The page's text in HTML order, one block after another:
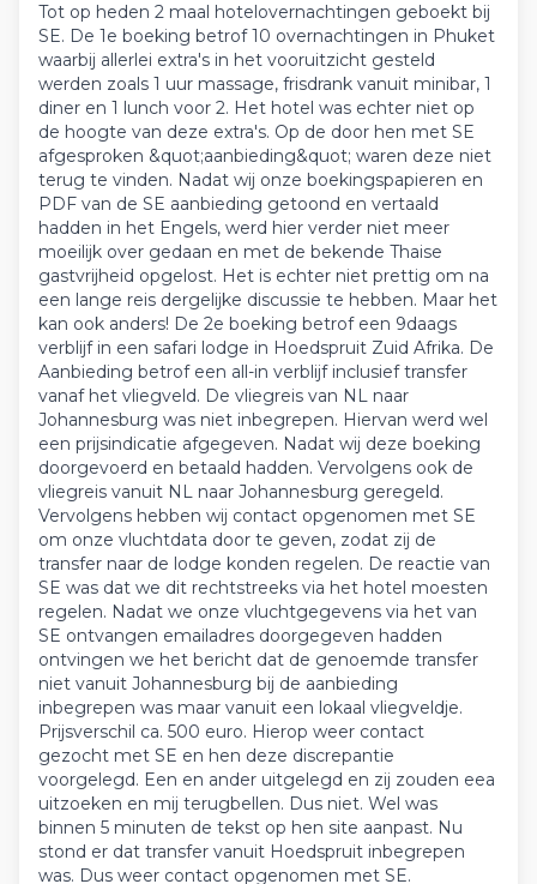
Tot op heden 2 maal hotelovernachtingen geboekt bij
SE. De 1e boeking betrof 10 overnachtingen in Phuket
waarbij allerlei extra's in het vooruitzicht gesteld
werden zoals 1 uur massage, frisdrank vanuit minibar, 1
diner en 1 lunch voor 2. Het hotel was echter niet op
de hoogte van deze extra's. Op de door hen met SE
afgesproken &quot;aanbieding&quot; waren deze niet
terug te vinden. Nadat wij onze boekingspapieren en
PDF van de SE aanbieding getoond en vertaald
hadden in het Engels, werd hier verder niet meer
moeilijk over gedaan en met de bekende Thaise
gastvrijheid opgelost. Het is echter niet prettig om na
een lange reis dergelijke discussie te hebben. Maar het
kan ook anders! De 2e boeking betrof een 9daags
verblijf in een safari lodge in Hoedspruit Zuid Afrika. De
Aanbieding betrof een all-in verblijf inclusief transfer
vanaf het vliegveld. De vliegreis van NL naar
Johannesburg was niet inbegrepen. Hiervan werd wel
een prijsindicatie afgegeven. Nadat wij deze boeking
doorgevoerd en betaald hadden. Vervolgens ook de
vliegreis vanuit NL naar Johannesburg geregeld.
Vervolgens hebben wij contact opgenomen met SE
om onze vluchtdata door te geven, zodat zij de
transfer naar de lodge konden regelen. De reactie van
SE was dat we dit rechtstreeks via het hotel moesten
regelen. Nadat we onze vluchtgegevens via het van
SE ontvangen emailadres doorgegeven hadden
ontvingen we het bericht dat de genoemde transfer
niet vanuit Johannesburg bij de aanbieding
inbegrepen was maar vanuit een lokaal vliegveldje.
Prijsverschil ca. 500 euro. Hierop weer contact
gezocht met SE en hen deze discrepantie
voorgelegd. Een en ander uitgelegd en zij zouden eea
uitzoeken en mij terugbellen. Dus niet. Wel was
binnen 5 minuten de tekst op hen site aanpast. Nu
stond er dat transfer vanuit Hoedspruit inbegrepen
was. Dus weer contact opgenomen met SE.